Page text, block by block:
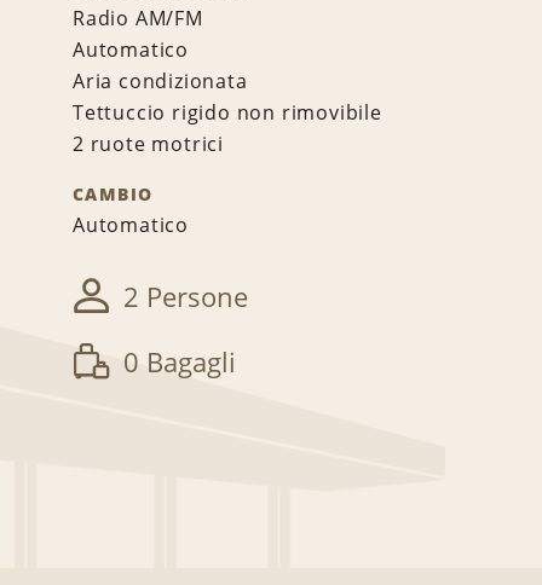
Radio AM/FM
Automatico
Aria condizionata
Tettuccio rigido non rimovibile
2 ruote motrici
CAMBIO
Automatico
2 Persone
0 Bagagli